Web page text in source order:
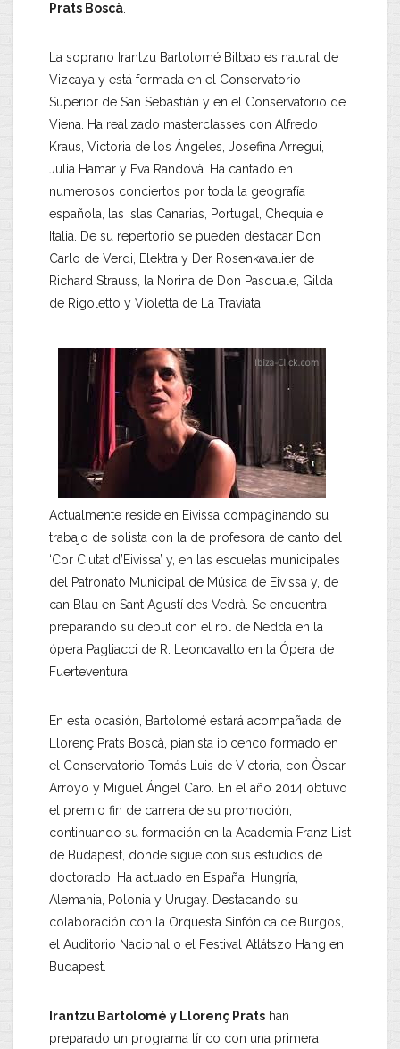
Prats Boscà
La soprano Irantzu Bartolomé Bilbao es natural de
Vizcaya y está formada en el Conservatorio
Superior de San Sebastián y en el Conservatorio de
Viena. Ha realizado masterclasses con Alfredo
Kraus, Victoria de los Ángeles, Josefina Arregui,
Julia Hamar y Eva Randovà. Ha cantado en
numerosos conciertos por toda la geografía
española, las Islas Canarias, Portugal, Chequia e
Italia. De su repertorio se pueden destacar Don
Carlo de Verdi, Elektra y Der Rosenkavalier de
Richard Strauss, la Norina de Don Pasquale, Gilda
de Rigoletto y Violetta de La Traviata.
Actualmente reside en Eivissa compaginando su
trabajo de solista con la de profesora de canto del
‘Cor Ciutat d’Eivissa’ y, en las escuelas municipales
del Patronato Municipal de Música de Eivissa y, de
can Blau en Sant Agustí des Vedrà. Se encuentra
preparando su debut con el rol de Nedda en la
ópera Pagliacci de R. Leoncavallo en la Ópera de
Fuerteventura.
En esta ocasión, Bartolomé estará acompañada de
Llorenç Prats Boscà, pianista ibicenco formado en
el Conservatorio Tomás Luis de Victoria, con Òscar
Arroyo y Miguel Ángel Caro. En el año 2014 obtuvo
el premio fin de carrera de su promoción,
continuando su formación en la Academia Franz List
de Budapest, donde sigue con sus estudios de
doctorado. Ha actuado en España, Hungría,
Alemania, Polonia y Urugay. Destacando su
colaboración con la Orquesta Sinfónica de Burgos,
el Auditorio Nacional o el Festival Atlátszo Hang en
Budapest.
Irantzu Bartolomé y Llorenç Prats han
preparado un programa lírico con una primera